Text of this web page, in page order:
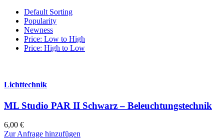
Default Sorting
Popularity
Newness
Price: Low to High
Price: High to Low
Lichttechnik
ML Studio PAR II Schwarz – Beleuchtungstechnik
6,00 €
Zur Anfrage hinzufügen